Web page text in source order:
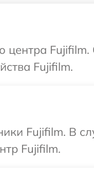
центра
Fujifilm.
Fujifilm. В
Fujifilm.